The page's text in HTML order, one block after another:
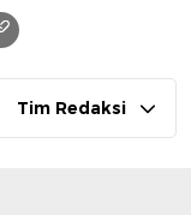
Tim Redaksi